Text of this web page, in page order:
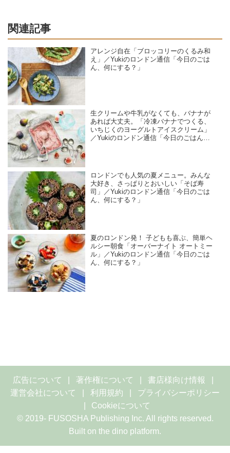
関連記事
アレンジ自在「ブロッコリーのくるみ和
え」／Yukiのロンドン通信「今日のごは
ん、何にする？」
生クリームや牛乳がなくても、バナナが
あれば大丈夫。「冷凍バナナでつくる、
いちじくのヨーグルトアイスクリーム」
／Yukiのロンドン通信「今日のごはん、
ロンドンでも人気の夏メニュー。みんな
大好き、さっぱりとおいしい「そば寿
司」／Yukiのロンドン通信「今日のごは
ん、何にする？」
夏のロンドン発！ 子どもも喜ぶ、簡単ヘ
ルシー朝食「オーバーナイト オートミー
ル」／Yukiのロンドン通信「今日のごは
ん、何にする？」
広告について 著作権について
書店様向け情報
運営会社について
利用規約
プライバシーポリシー
Cookieについて
© 2019- FUSOSHA Publishing Inc. All rights reserved.
Built on the dino platform.